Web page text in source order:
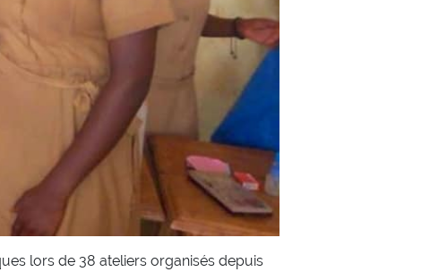
lors de 38 ateliers organisés depuis